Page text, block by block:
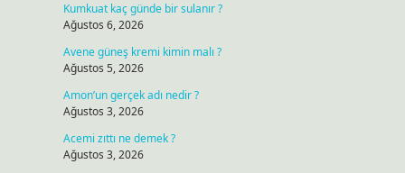
Kumkuat kaç günde bir sulanır ?
Ağustos 6, 2026
Avene güneş kremi kimin malı ?
Ağustos 5, 2026
Amon’un gerçek adı nedir ?
Ağustos 3, 2026
Acemi zıttı ne demek ?
Ağustos 3, 2026